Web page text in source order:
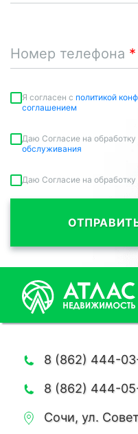
Номер телефона
Я согласен c политикой
соглашением
Даю Согласие на обработку
обслуживания
Даю Согласие на обработку
8 (862) 444-
8 (862) 444-
Сочи, ул.